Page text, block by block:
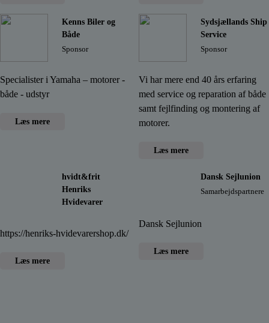
Kenns Biler og
Både
Sponsor
Specialister i Yamaha – motorer -
både - udstyr
Læs mere
Sydsjællands Ship
Service
Sponsor
Vi har mere end 40 års erfaring
med service og reparation af både
samt fejlfinding og montering af
motorer.
Læs mere
hvidt&frit
Henriks
Hvidevarer
https://henriks-hvidevarershop.dk/
Læs mere
Dansk Sejlunion
Samarbejdspartnere
Dansk Sejlunion
Læs mere